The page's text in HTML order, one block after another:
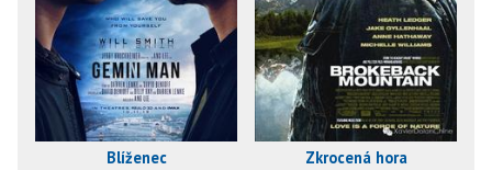
Blíženec Zkrocená hora